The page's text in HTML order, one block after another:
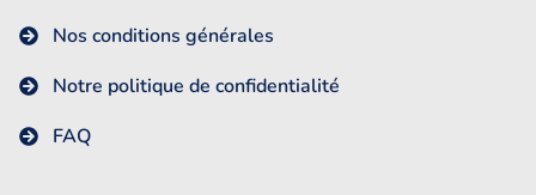
Nos conditions générales
Notre politique de confidentialité
FAQ